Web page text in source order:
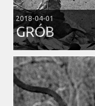
2018-04-01
GRÓB